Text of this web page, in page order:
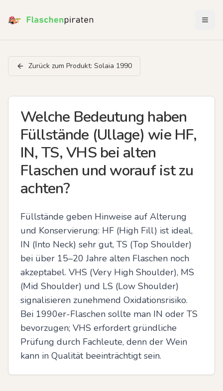
Zurück zum Produkt: Solaia 1990
Welche Bedeutung haben
Füllstände (Ullage) wie HF,
IN, TS, VHS bei alten
Flaschen und worauf ist zu
achten?
Füllstände geben Hinweise auf Alterung
und Konservierung: HF (High Fill) ist ideal,
IN (Into Neck) sehr gut, TS (Top Shoulder)
bei über 15–20 Jahre alten Flaschen noch
akzeptabel. VHS (Very High Shoulder), MS
(Mid Shoulder) und LS (Low Shoulder)
signalisieren zunehmend Oxidationsrisiko.
Bei 1990er-Flaschen sollte man IN oder TS
bevorzugen; VHS erfordert gründliche
Prüfung durch Fachleute, denn der Wein
kann in Qualität beeinträchtigt sein.